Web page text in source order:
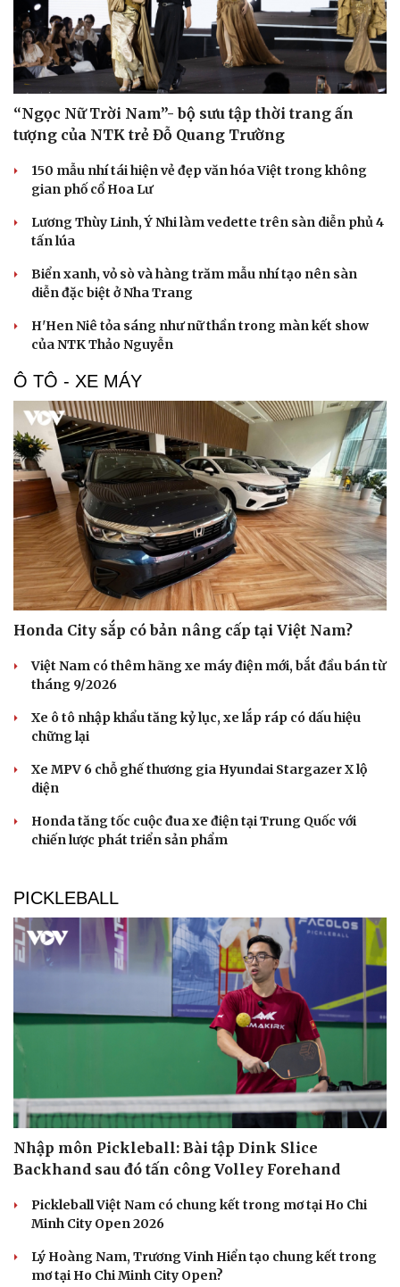
Du lịch
Tư vấn
Săn Tour
check-in
Podcast
Đọc truyện đêm khuya
Cửa sổ tình yêu
“Ngọc Nữ Trời Nam”- bộ sưu tập thời trang ấn
tượng của NTK trẻ Đỗ Quang Trường
150 mẫu nhí tái hiện vẻ đẹp văn hóa Việt trong không
gian phố cổ Hoa Lư
Lương Thùy Linh, Ý Nhi làm vedette trên sàn diễn phủ 4
tấn lúa
Biển xanh, vỏ sò và hàng trăm mẫu nhí tạo nên sàn
diễn đặc biệt ở Nha Trang
H'Hen Niê tỏa sáng như nữ thần trong màn kết show
của NTK Thảo Nguyễn
Ô TÔ - XE MÁY
Honda City sắp có bản nâng cấp tại Việt Nam?
Việt Nam có thêm hãng xe máy điện mới, bắt đầu bán từ
tháng 9/2026
Xe ô tô nhập khẩu tăng kỷ lục, xe lắp ráp có dấu hiệu
chững lại
Xe MPV 6 chỗ ghế thương gia Hyundai Stargazer X lộ
diện
Honda tăng tốc cuộc đua xe điện tại Trung Quốc với
chiến lược phát triển sản phẩm
PICKLEBALL
Nhập môn Pickleball: Bài tập Dink Slice
Backhand sau đó tấn công Volley Forehand
Pickleball Việt Nam có chung kết trong mơ tại Ho Chi
Minh City Open 2026
Lý Hoàng Nam, Trương Vinh Hiển tạo chung kết trong
mơ tại Ho Chi Minh City Open?